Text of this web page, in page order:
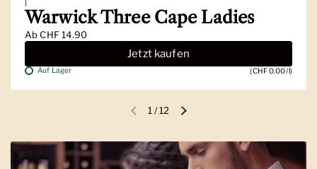
Warwick Three Cape Ladies
AbCHF 14.90
Jetzt kaufen
Auf Lager (CHF 0.00/l)
Vorherige FolieNächste Folie
1/12